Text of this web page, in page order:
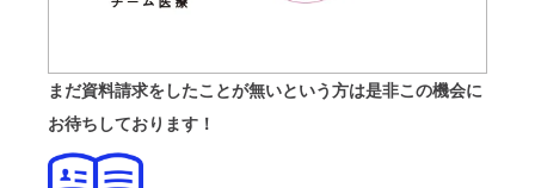
まだ資料請求をしたことが無いという方は是非この機会に
お待ちしております！